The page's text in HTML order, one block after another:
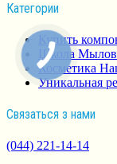
Категории
Купить
Школа
Косметика
Уникальная
Связаться з нами
(044) 221-14-14